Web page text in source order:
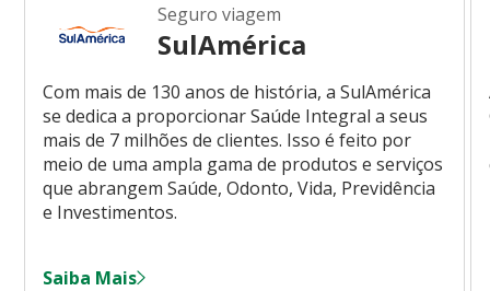
Seguro viagem
SulAmérica
Com mais de 130 anos de história, a SulAmérica
se dedica a proporcionar Saúde Integral a seus
mais de 7 milhões de clientes. Isso é feito por
meio de uma ampla gama de produtos e serviços
que abrangem Saúde, Odonto, Vida, Previdência
e Investimentos.
Saiba Mais